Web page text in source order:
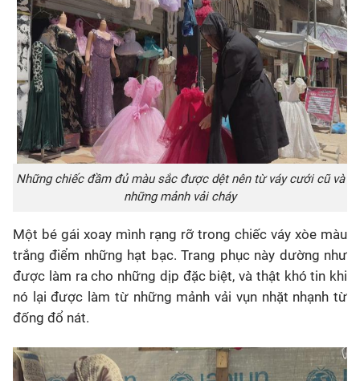
Những chiếc đầm đủ màu sắc được dệt nên từ váy cưới cũ và
những mảnh vải cháy
Một bé gái xoay mình rạng rỡ trong chiếc váy xòe màu
trắng điểm những hạt bạc. Trang phục này dường như
được làm ra cho những dịp đặc biệt, và thật khó tin khi
nó lại được làm từ những mảnh vải vụn nhặt nhạnh từ
đống đổ nát.